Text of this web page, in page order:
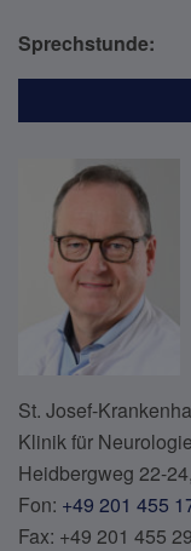
Sprechstunde:
St. Josef-
Klinik für Neurologie
Heidbergweg 22-
Fon: +49 201 455
Fax: +49 201 455